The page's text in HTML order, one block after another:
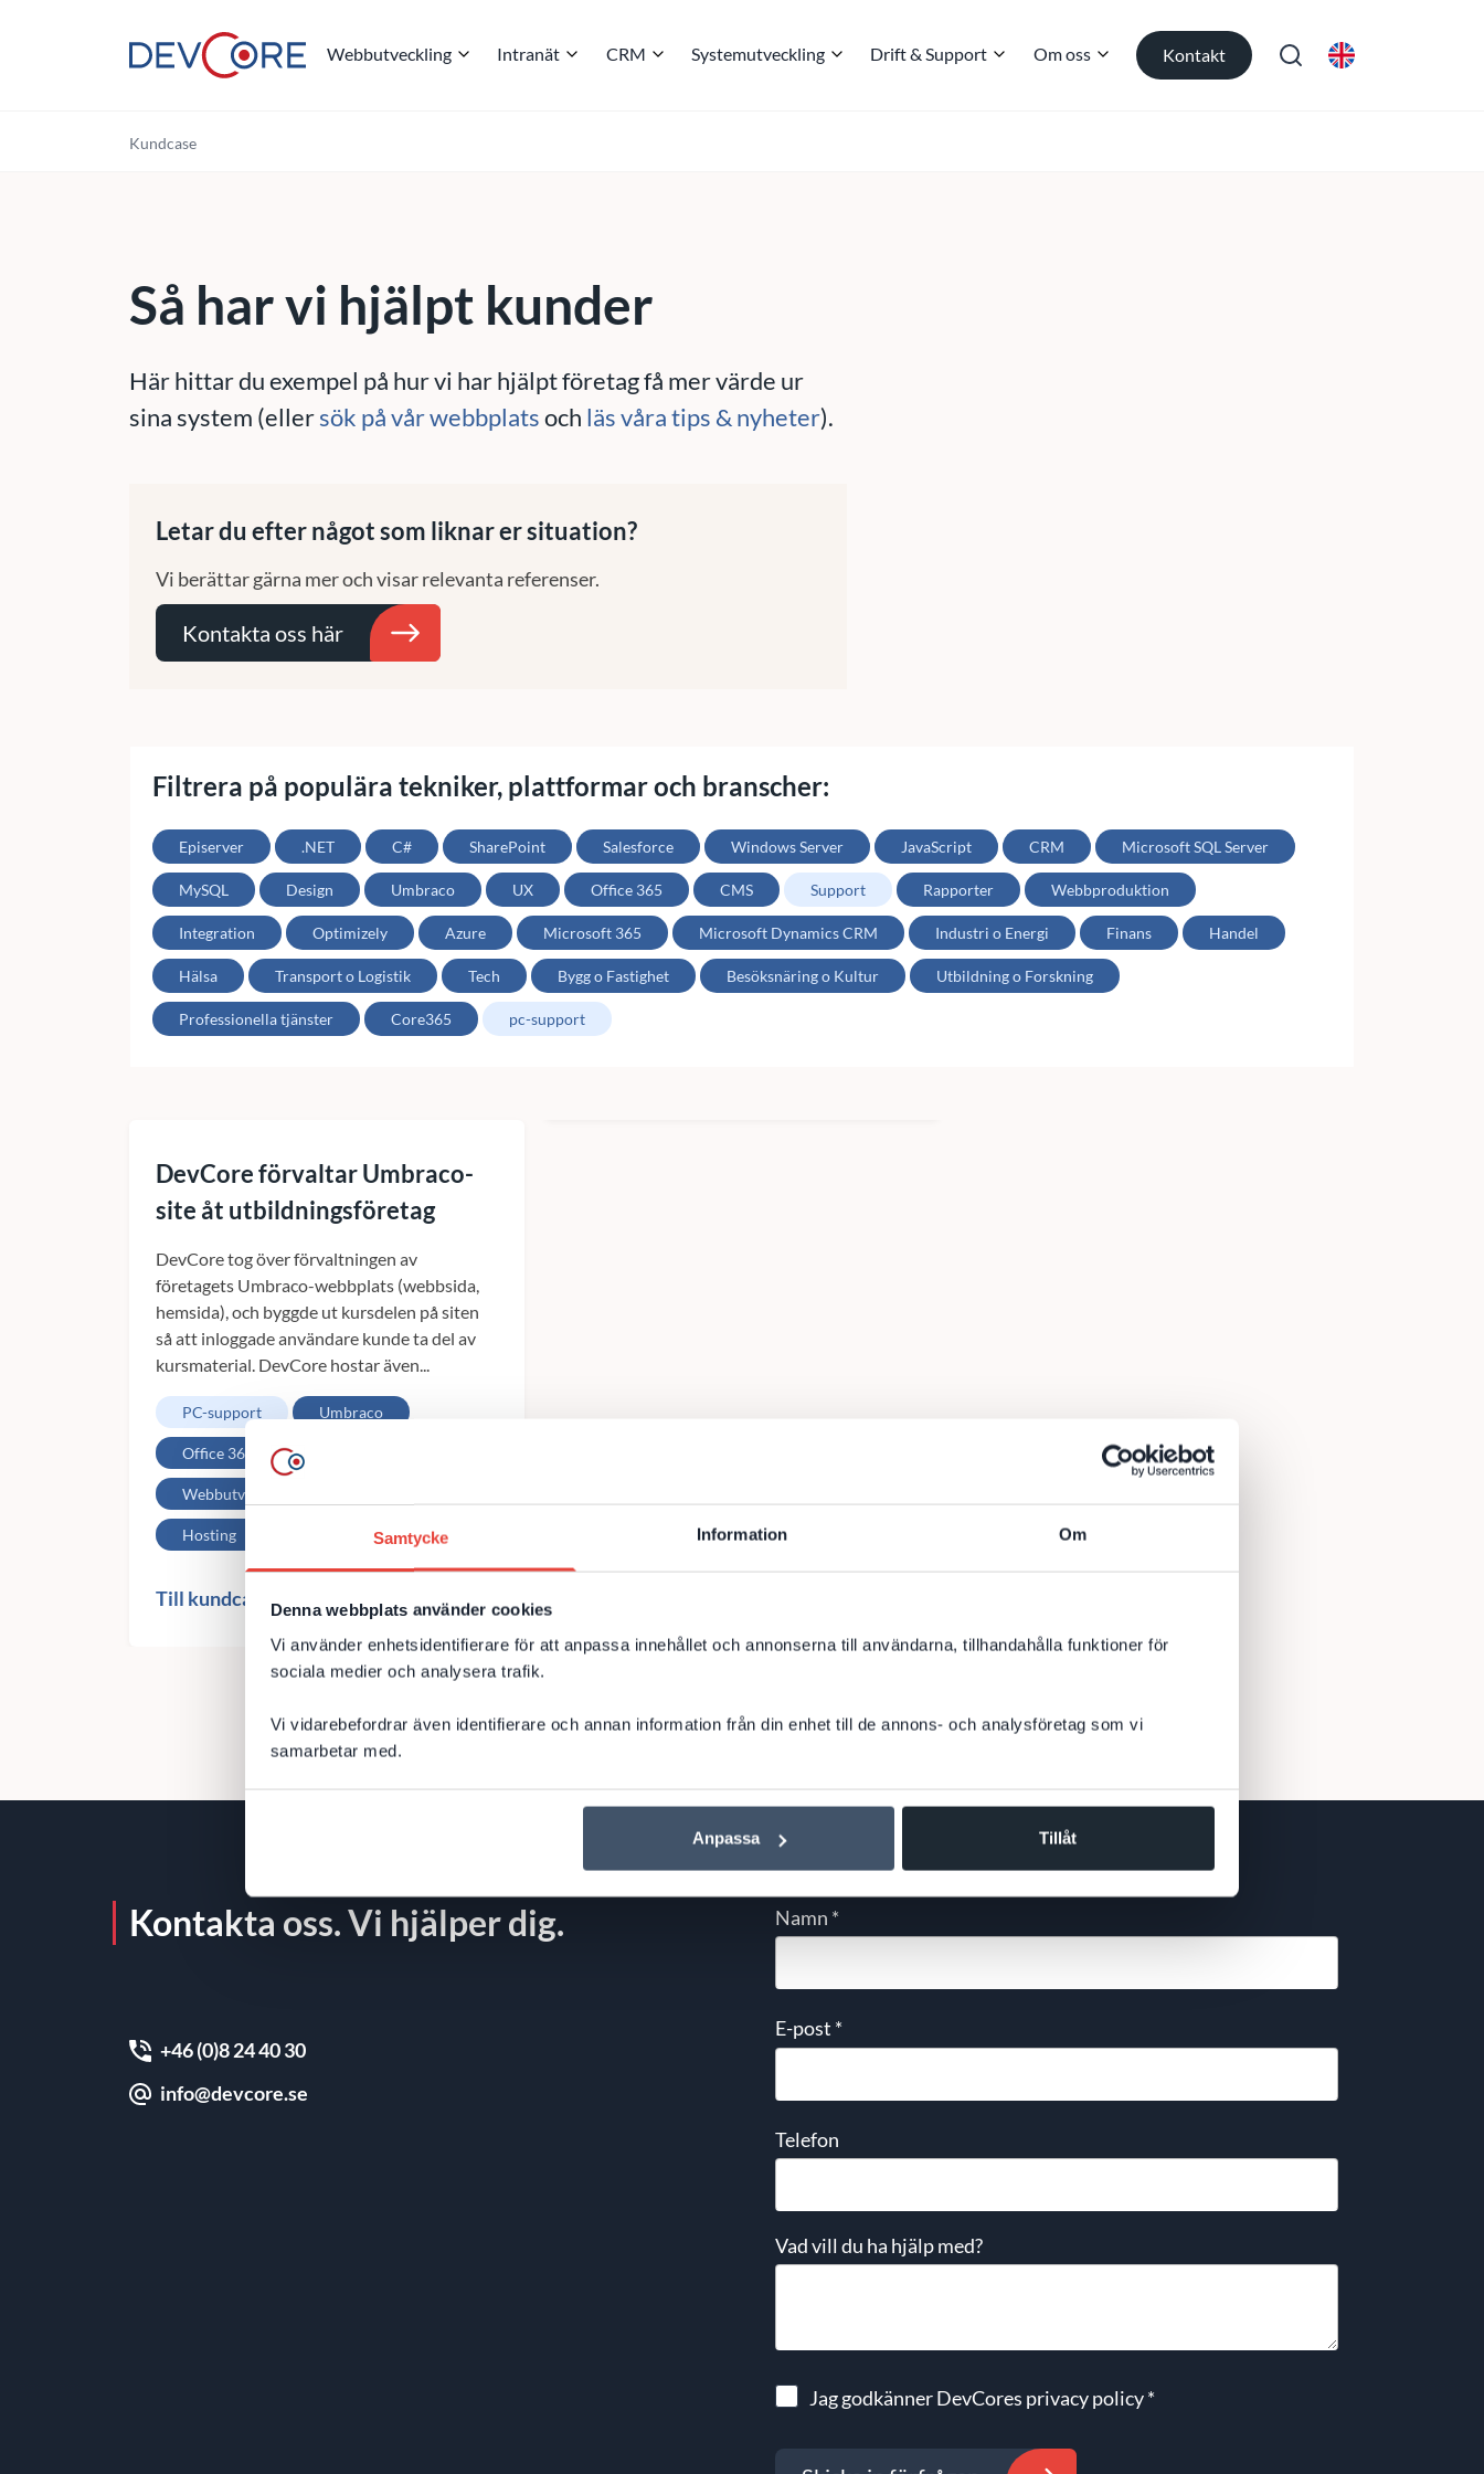
Samtycke Information Om
Denna webbplats använder cookies
Vi använder enhetsidentifierare för att anpassa innehållet och annonserna till användarna, tillhandahålla funktioner för
sociala medier och analysera trafik.
Vi vidarebefordrar även identifierare och annan information från din enhet till de annons- och analysföretag som vi
samarbetar med.
Anpassa Tillåt
Webbutveckling Intranät CRM Systemutveckling Drift & Support Om oss Kontakt
Kundcase
Så har vi hjälpt kunder
Här hittar du exempel på hur vi har hjälpt företag få mer värde ur
sina system (ellersök på vår webbplatsoch läs våra tips & nyheter).
Letar du efter något som liknar er situation?
Vi berättar gärna mer och visar relevanta referenser.
Kontakta oss här
Filtrera på populära tekniker, plattformar och branscher:
Episerver .NET C# SharePoint Salesforce Windows Server JavaScript CRM Microsoft SQL Server
MySQL Design Umbraco UX Office 365 CMS Support Rapporter Webbproduktion
Integration Optimizely Azure Microsoft 365 Microsoft Dynamics CRM Industri o Energi Finans Handel
Hälsa Transport o Logistik Tech Bygg o Fastighet Besöksnäring o Kultur Utbildning o Forskning
Professionella tjänster Core365 pc-support
DevCore förvaltar Umbraco-
site åt utbildningsföretag
DevCore tog över förvaltningen av
företagets Umbraco-webbplats (webbsida,
hemsida), och byggde ut kursdelen på siten
så att inloggade användare kunde ta del av
kursmaterial. DevCore hostar även...
PC-support Umbraco
Office 365
Webbutveckling
Hosting
Till kundcase
Kontakta oss. Vi hjälper dig.
+46 (0)8 24 40 30
info@devcore.se
Namn *
E-post *
Telefon
Vad vill du ha hjälp med?
Jag godkänner DevCores privacy policy*